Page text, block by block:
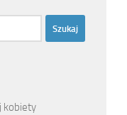
kobiety